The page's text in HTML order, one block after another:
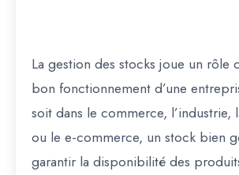
La gestion des stocks joue un rôle
bon fonctionnement d’une
soit dans le commerce, l’industrie,
ou le e-commerce, un stock bien
garantir la disponibilité des